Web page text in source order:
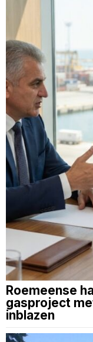
Roemeense
gasproject
inblazen